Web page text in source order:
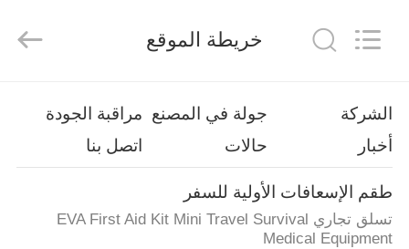
المنتجات
حولنا
خريطة الموقع
الشركة جولة في المصنع مراقبة الجودة
أخبار
حالات اتصل بنا
طقم الإسعافات الأولية للسفر
تسلق تجاري EVA First Aid Kit Mini Travel Survival
Medical Equipment